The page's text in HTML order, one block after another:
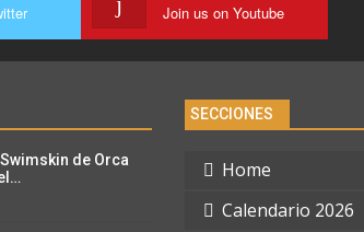
Join us on Youtube
de Orca
SECCIONES
Home
Calendario 2026